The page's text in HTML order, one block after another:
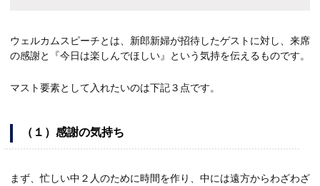
ウェルカムスピーチとは、新郎新婦が招待したゲストに対し、来席
の感謝と『今日は楽しんでほしい』という気持を伝えるものです。
マスト要素として入れたいのは下記３点です。
（１）感謝の気持ち
まず、忙しい中２人のために時間を作り、中には遠方からわざわざ